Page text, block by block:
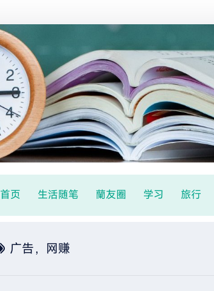
首页 生活随笔 蘭友圈 学习 旅行
广告，网赚